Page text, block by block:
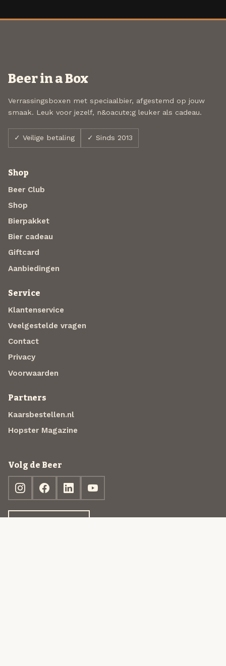
Beer in a Box
Verrassingsboxen met speciaalbier, afgestemd op jouw
smaak. Leuk voor jezelf, n&oacute;g leuker als cadeau.
✓ Veilige betaling ✓ Sinds 2013
Shop
Beer Club
Shop
Bierpakket
Bier cadeau
Giftcard
Aanbiedingen
Service
Klantenservice
Veelgestelde vragen
Contact
Privacy
Voorwaarden
Partners
Kaarsbestellen.nl
Hopster Magazine
Volg de Beer